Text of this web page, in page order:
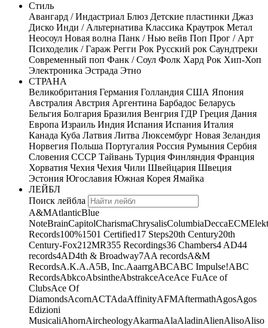
Стиль
Авангард / Индастриал Блюз Детские пластинки Джаз
Диско Инди / Альтернатива Классика Краутрок Метал
Неосоул Новая волна Панк / Нью вейв Поп Прог / Арт
Психоделик / Гараж Регги Рок Русский рок Саундтреки
Современный поп Фанк / Соул Фолк Хард Рок Хип-Хоп
Электроника Эстрада Этно
СТРАНА
Великобритания Германия Голландия США Япония
Австралия Австрия Аргентина Барбадос Беларусь
Бельгия Болгария Бразилия Венгрия ГДР Греция Дания
Европа Израиль Индия Испания Испания Италия
Канада Куба Латвия Литва Люксембург Новая Зеландия
Норвегия Польша Португалия Россия Румыния Сербия
Словения СССР Тайвань Турция Финляндия Франция
Хорватия Чехия Чехия Чили Швейцария Швеция
Эстония Югославия Южная Корея Ямайка
ЛЕЙБЛ
Поиск лейбла
A&MAtlanticBlue
NoteBrainCapitolCharismaChrysalisColumbiaDeccaECM
Records100%1501 Certified17 Steps20th Century20th
Century-Fox21 2MR355 Recordings36 Chambers4 AD44
records4AD4th & Broadway7AA recordsA&M
RecordsA.K.A.A5B, Inc.AaarrgABCABC Impulse!ABC
RecordsAbkcoAbsintheAbstrakceAceAce FuAce of
ClubsAce Of
DiamondsAcornACTAdaAffinityAFMAftermathAgosAgos
Edizioni
MusicaliAhornAircheologyAkarmaAlaAladinAlienAlisoAliso